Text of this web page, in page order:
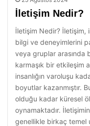
İletişim Nedir?
İletişim Nedir? İletişim,
bilgi ve deneyimlerini
veya gruplar arasında
karmaşık bir etkileşim
insanlığın varoluşu
boyutlar kazanmıştır.
olduğu kadar küresel
oynamaktadır.
genellikle birkaç temel